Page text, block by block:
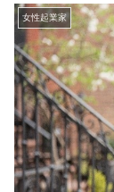
女性起業家